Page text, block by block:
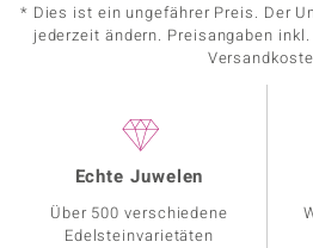
* Dies ist ein ungefährer Preis. Der
jederzeit ändern. Preisangaben
Echte Juwelen
Über 500 verschiedene
Edelsteinvarietäten